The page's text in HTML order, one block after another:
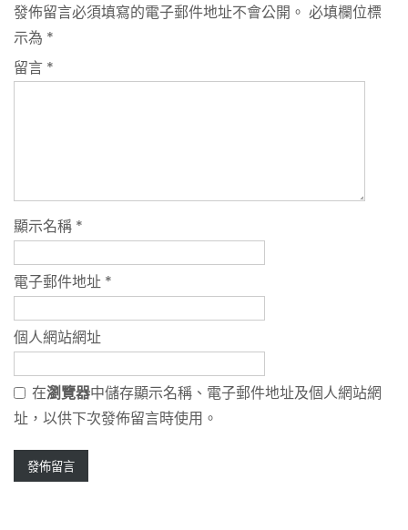
發佈留言必須填寫的電子郵件地址不會公開。 必填欄位標
示為 *
留言 *
顯示名稱 *
電子郵件地址 *
個人網站網址
在瀏覽器中儲存顯示名稱、電子郵件地址及個人網站網
址，以供下次發佈留言時使用。